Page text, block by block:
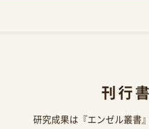
刊行
研究成果は『エンゼル叢書